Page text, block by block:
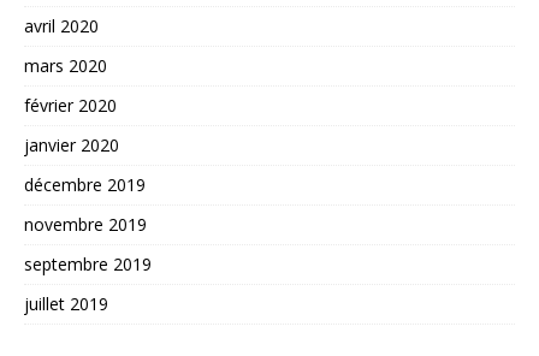
avril 2020
mars 2020
février 2020
janvier 2020
décembre 2019
novembre 2019
septembre 2019
juillet 2019